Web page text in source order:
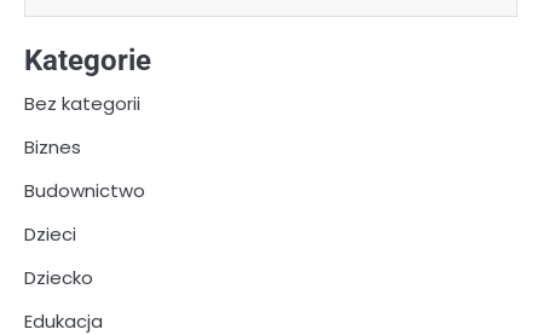
Kategorie
Bez kategorii
Biznes
Budownictwo
Dzieci
Dziecko
Edukacja